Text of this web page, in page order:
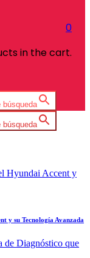
0
in the cart.
búsqueda
búsqueda
y su Tecnología Avanzada